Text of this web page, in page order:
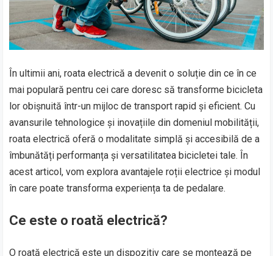
În ultimii ani, roata electrică a devenit o soluție din ce în ce
mai populară pentru cei care doresc să transforme bicicleta
lor obișnuită într-un mijloc de transport rapid și eficient. Cu
avansurile tehnologice și inovațiile din domeniul mobilității,
roata electrică oferă o modalitate simplă și accesibilă de a
îmbunătăți performanța și versatilitatea bicicletei tale. În
acest articol, vom explora avantajele roții electrice și modul
în care poate transforma experiența ta de pedalare.
Ce este o roată electrică?
O roată electrică este un dispozitiv care se montează pe